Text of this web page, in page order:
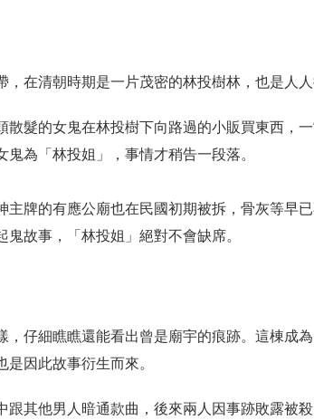
在清朝時期是一片茂密的林投樹林，也是人
髮的女鬼在林投樹下向路過的小販買東西，
為「林投姐」，事情才稍告一段落。
牌的有應公廟也在民國初期被拆，骨灰等早
故事，「林投姐」絕對不會缺席。
仔細瞧瞧還能看出曾是廟宇的痕跡。 這棟成
因此故事衍生而來。
其他男人暗通款曲，後來兩人因事跡敗露被